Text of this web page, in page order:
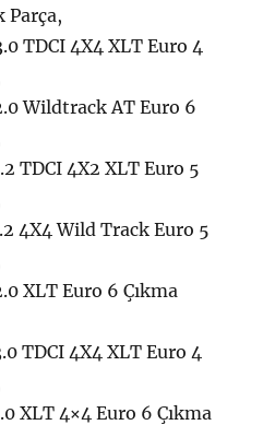
Parça,
TDCI 4X4 XLT Euro 4
Wildtrack AT Euro 6
TDCI 4X2 XLT Euro 5
4X4 Wild Track Euro 5
XLT Euro 6 Çıkma
TDCI 4X4 XLT Euro 4
XLT 4×4 Euro 6 Çıkma